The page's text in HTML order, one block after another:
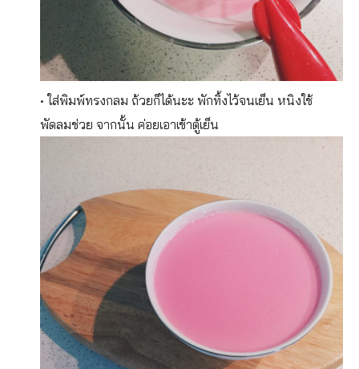
• ใส่พิมพ์ทรงกลม ถ้วยก็ได้นะะ พักทิ้งไว้จนเย็น หนิงใช้
พัดลมช่วย จากนั้น ค่อยเอาเข้าตู้เย็น